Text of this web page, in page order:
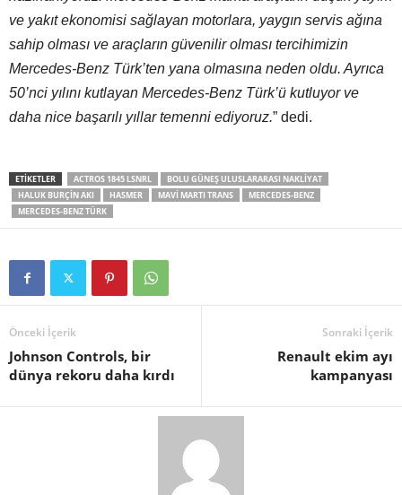
ve yakıt ekonomisi sağlayan motorlara, yaygın servis ağına
sahip olması ve araçların güvenilir olması tercihimizin
Mercedes-Benz Türk’ten yana olmasına neden oldu. Ayrıca
50’nci yılını kutlayan Mercedes-Benz Türk’ü kutluyor ve
daha nice başarılı yıllar temenni ediyoruz.” dedi.
ETIKETLER ACTROS 1845 LSNRL
BOLU GÜNEŞ ULUSLARARASI NAKLIYAT
HALUK BURÇIN AKI
HASMER MAVI MARTI TRANS
MERCEDES-BENZ
MERCEDES-BENZ TÜRK
Önceki İçerik
Johnson Controls, bir
dünya rekoru daha kırdı
Sonraki İçerik
Renault ekim ayı
kampanyası